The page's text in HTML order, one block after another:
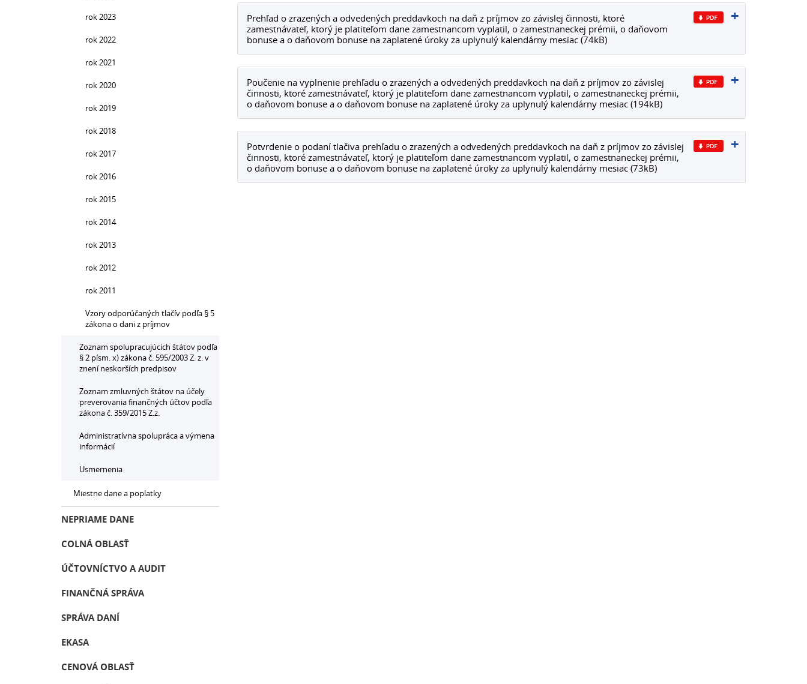
Prehľad o zrazených a odvedených preddavkoch na daň z príjmov zo závislej činnosti, ktoré
zamestnávateľ, ktorý je platiteľom dane zamestnancom vyplatil, o zamestnaneckej prémii, o daňovom
bonuse a o daňovom bonuse na zaplatené úroky za uplynulý kalendárny mesiac (74kB)
Poučenie na vyplnenie prehľadu o zrazených a odvedených preddavkoch na daň z príjmov zo závislej
činnosti, ktoré zamestnávateľ, ktorý je platiteľom dane zamestnancom vyplatil, o zamestnaneckej prémii,
o daňovom bonuse a o daňovom bonuse na zaplatené úroky za uplynulý kalendárny mesiac (194kB)
Potvrdenie o podaní tlačiva prehľadu o zrazených a odvedených preddavkoch na daň z príjmov zo závislej
činnosti, ktoré zamestnávateľ, ktorý je platiteľom dane zamestnancom vyplatil, o zamestnaneckej prémii,
o daňovom bonuse a o daňovom bonuse na zaplatené úroky za uplynulý kalendárny mesiac (73kB)
rok 2023
rok 2022
rok 2021
rok 2020
rok 2019
rok 2018
rok 2017
rok 2016
rok 2015
rok 2014
rok 2013
rok 2012
rok 2011
Vzory odporúčaných tlačív podľa § 5
zákona o dani z príjmov
Zoznam spolupracujúcich štátov podľa
§ 2 písm. x) zákona č. 595/2003 Z. z. v
znení neskorších predpisov
Zoznam zmluvných štátov na účely
preverovania finančných účtov podľa
zákona č. 359/2015 Z.z.
Administratívna spolupráca a výmena
informácií
Usmernenia
Miestne dane a poplatky
NEPRIAME DANE
COLNÁ OBLASŤ
ÚČTOVNÍCTVO A AUDIT
FINANČNÁ SPRÁVA
SPRÁVA DANÍ
EKASA
CENOVÁ OBLASŤ